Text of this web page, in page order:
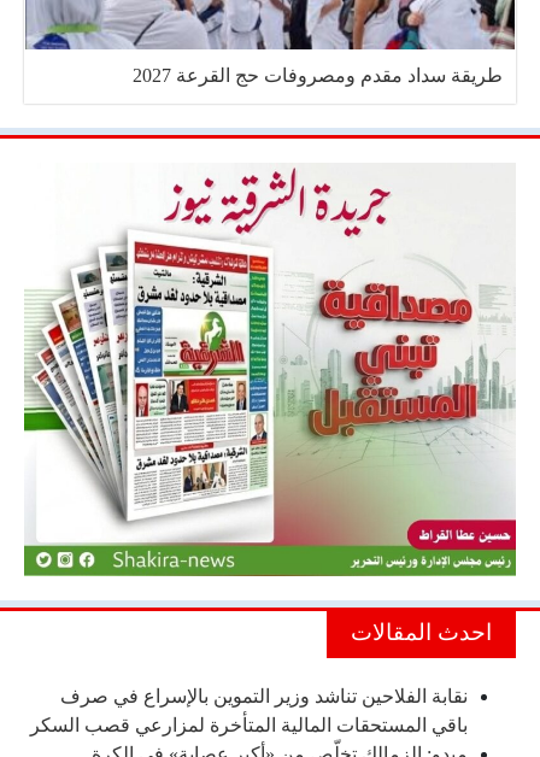
طريقة سداد مقدم ومصروفات حج القرعة 2027
احدث المقالات
نقابة الفلاحين تناشد وزير التموين بالإسراع في صرف
باقي المستحقات المالية المتأخرة لمزارعي قصب السكر